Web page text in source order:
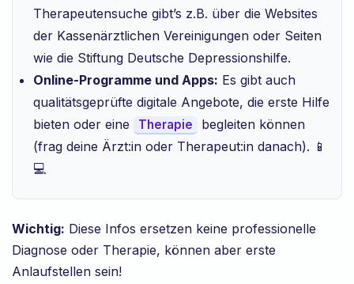
Therapeutensuche gibt’s z.B. über die Websites
der Kassenärztlichen Vereinigungen oder Seiten
wie die Stiftung Deutsche Depressionshilfe.
Online-Programme und Apps: Es gibt auch
qualitätsgeprüfte digitale Angebote, die erste Hilfe
bieten oder eine
Therapie
begleiten können
(frag deine Ärzt:in oder Therapeut:in danach). 📱
💻
Wichtig: Diese Infos ersetzen keine professionelle
Diagnose oder Therapie, können aber erste
Anlaufstellen sein!